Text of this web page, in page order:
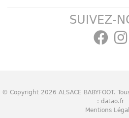
SUIVEZ-
© Copyright 2026 ALSACE BABYFOOT.
: datao.fr
Mentions